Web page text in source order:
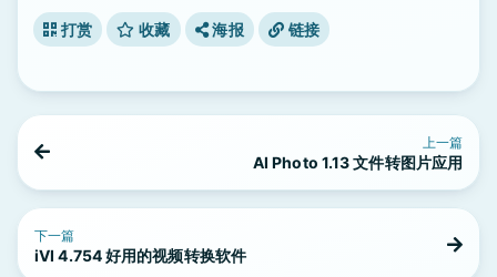
打赏 收藏 海报 链接
上一篇
AI Photo 1.13 文件转图片应用
下一篇
iVI 4.754 好用的视频转换软件